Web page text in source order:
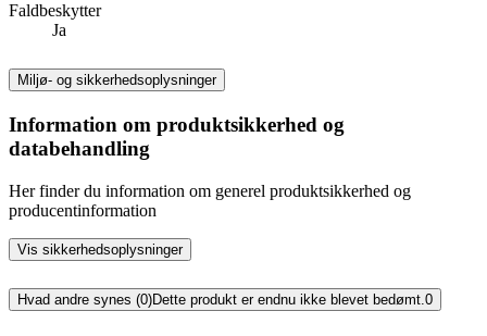
Faldbeskytter
Ja
Miljø- og sikkerhedsoplysninger
Information om produktsikkerhed og
databehandling
Her finder du information om generel produktsikkerhed og
producentinformation
Vis sikkerhedsoplysninger
Hvad andre synes (0)Dette produkt er endnu ikke blevet bedømt.0